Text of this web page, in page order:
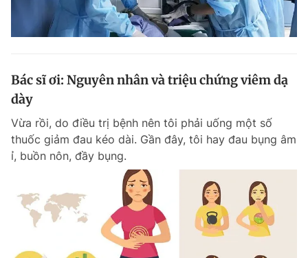
Bác sĩ ơi: Nguyên nhân và triệu chứng viêm dạ
dày
Vừa rồi, do điều trị bệnh nên tôi phải uống một số
thuốc giảm đau kéo dài. Gần đây, tôi hay đau bụng âm
ỉ, buồn nôn, đầy bụng.